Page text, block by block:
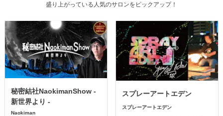
盛り上がっている人気のサロンをピックアップ！
秘密結社NaokimanShow -
新世界より -
Naokiman
スプレーアートエデン
スプレーアートエデン